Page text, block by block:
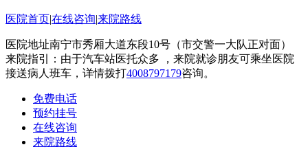
医院首页|在线咨询|来院路线
医院地址南宁市秀厢大道东段10号（市交警一大队正对面）
来院指引：由于汽车站医托众多 ，来院就诊朋友可乘坐医院
接送病人班车，详情拨打4008797179咨询。
免费电话
预约挂号
在线咨询
来院路线